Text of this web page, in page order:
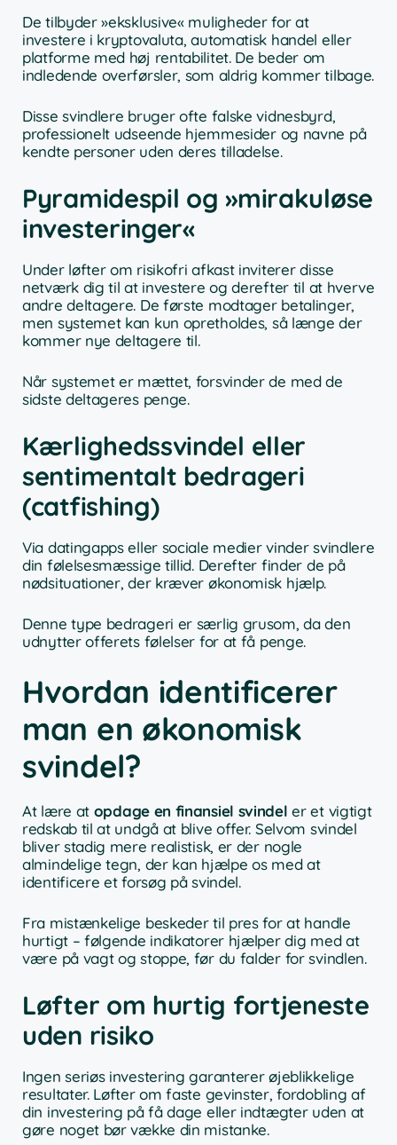
De tilbyder »eksklusive« muligheder for at
investere i kryptovaluta, automatisk handel eller
platforme med høj rentabilitet. De beder om
indledende overførsler, som aldrig kommer tilbage.
Disse svindlere bruger ofte falske vidnesbyrd,
professionelt udseende hjemmesider og navne på
kendte personer uden deres tilladelse.
Pyramidespil og »mirakuløse
investeringer«
Under løfter om risikofri afkast inviterer disse
netværk dig til at investere og derefter til at hverve
andre deltagere. De første modtager betalinger,
men systemet kan kun opretholdes, så længe der
kommer nye deltagere til.
Når systemet er mættet, forsvinder de med de
sidste deltageres penge.
Kærlighedssvindel eller
sentimentalt bedrageri
(catfishing)
Via datingapps eller sociale medier vinder svindlere
din følelsesmæssige tillid. Derefter finder de på
nødsituationer, der kræver økonomisk hjælp.
Denne type bedrageri er særlig grusom, da den
udnytter offerets følelser for at få penge.
Hvordan identificerer
man en økonomisk
svindel?
At lære at opdage en finansiel svindeler et vigtigt
redskab til at undgå at blive offer. Selvom svindel
bliver stadig mere realistisk, er der nogle
almindelige tegn, der kan hjælpe os med at
identificere et forsøg på svindel.
Fra mistænkelige beskeder til pres for at handle
hurtigt – følgende indikatorer hjælper dig med at
være på vagt og stoppe, før du falder for svindlen.
Løfter om hurtig fortjeneste
uden risiko
Ingen seriøs investering garanterer øjeblikkelige
resultater. Løfter om faste gevinster, fordobling af
din investering på få dage eller indtægter uden at
gøre noget bør vække din mistanke.